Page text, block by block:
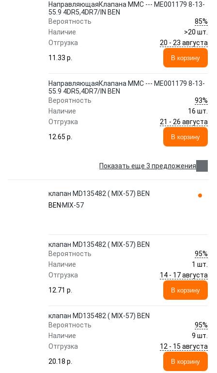
НаправляющаяКлапана MMC --- ME001179 8-13-
55.9 4DR5,4DR7/IN BEN
Вероятность
85%
Наличие
>20 шт.
Отгрузка
20 - 23 августа
11.33 p.
В корзину
НаправляющаяКлапана MMC --- ME001179 8-13-
55.9 4DR5,4DR7/IN BEN
Вероятность
93%
Наличие
16 шт.
Отгрузка
21 - 26 августа
12.65 p.
В корзину
Показать еще 3 предложения
клапан MD135482 ( MIX-57) BEN
BEN MIX-57
клапан MD135482 ( MIX-57) BEN
Вероятность
95%
Наличие
1 шт.
Отгрузка
14 - 17 августа
12.71 p.
В корзину
клапан MD135482 ( MIX-57) BEN
Вероятность
95%
Наличие
9 шт.
Отгрузка
12 - 15 августа
20.18 p.
В корзину